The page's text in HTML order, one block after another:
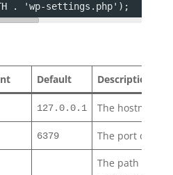
. 'wp-settings.php');
Default Description
127.0.0.1 The hostname
6379 The port of the
The path to the